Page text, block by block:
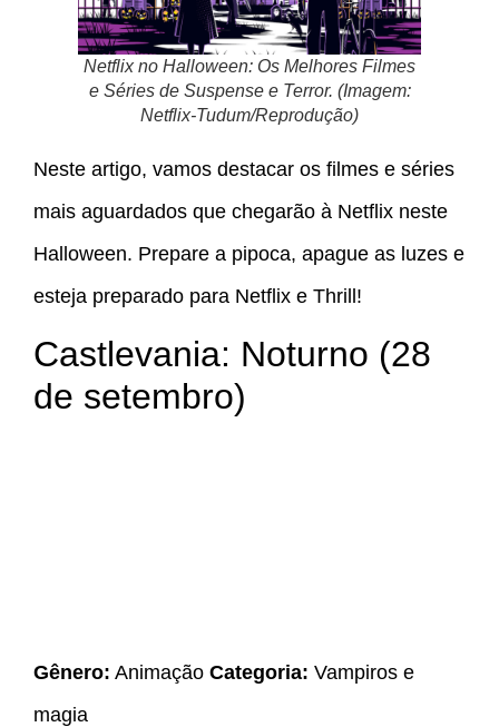
Netflix no Halloween: Os Melhores Filmes
e Séries de Suspense e Terror. (Imagem:
Netflix-Tudum/Reprodução)
Neste artigo, vamos destacar os filmes e séries
mais aguardados que chegarão à Netflix neste
Halloween. Prepare a pipoca, apague as luzes e
esteja preparado para Netflix e Thrill!
Castlevania: Noturno (28
de setembro)
Gênero: Animação Categoria: Vampiros e
magia